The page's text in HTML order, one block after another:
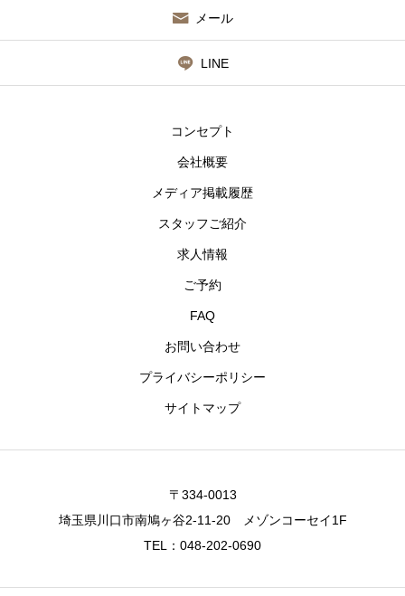
メール
LINE
コンセプト
会社概要
メディア掲載履歴
スタッフご紹介
求人情報
ご予約
FAQ
お問い合わせ
プライバシーポリシー
サイトマップ
〒334-0013
埼玉県川口市南鳩ヶ谷2-11-20 メゾンコーセイ1F
TEL：048-202-0690